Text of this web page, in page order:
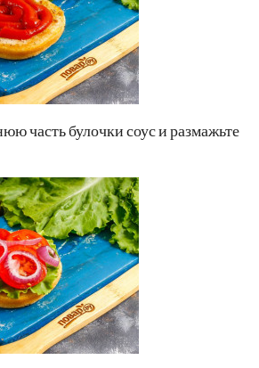
часть булочки соус и размажьте